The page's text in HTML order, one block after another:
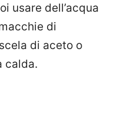
usare dell’acqua
di
di aceto o
calda.